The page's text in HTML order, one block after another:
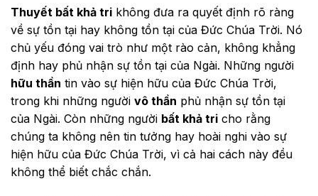
Thuyết bất khả tri không đưa ra quyết định rõ ràng
về sự tồn tại hay không tồn tại của Đức Chúa Trời. Nó
chủ yếu đóng vai trò như một rào cản, không khẳng
định hay phủ nhận sự tồn tại của Ngài. Những người
hữu thần tin vào sự hiện hữu của Đức Chúa Trời,
trong khi những người vô thần phủ nhận sự tồn tại
của Ngài. Còn những người bất khả tri cho rằng
chúng ta không nên tin tưởng hay hoài nghi vào sự
hiện hữu của Đức Chúa Trời, vì cả hai cách này đều
không thể biết chắc chắn.